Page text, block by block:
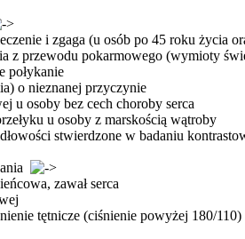
i zgaga (u osób po 45 roku życia
z przewodu pokarmowego (wymioty
połykanie
o nieznanej przyczynie
u osoby bez cech choroby serca
u osoby z marskością wątroby
stwierdzone w badaniu
zawał serca
tętnicze (ciśnienie powyżej 180/110)